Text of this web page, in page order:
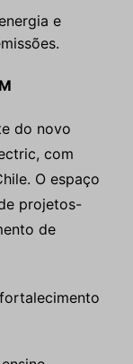
e
do novo
com
O espaço
projetos-
de